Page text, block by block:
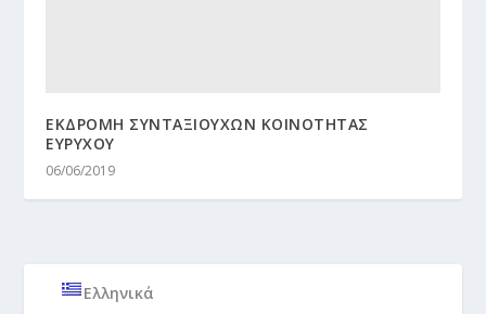
ΕΚΔΡΟΜΗ ΣΥΝΤΑΞΙΟΥΧΩΝ ΚΟΙΝΟΤΗΤΑΣ
ΕΥΡΥΧΟΥ
06/06/2019
Ελληνικά